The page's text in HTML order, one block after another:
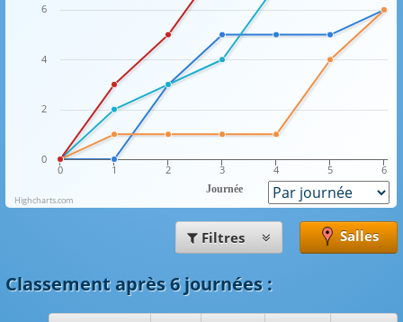
Journée
0 1 2 3 4 5 6
0
2
4
6
Highcharts.com
Filtres Salles
Classement après 6 journées: